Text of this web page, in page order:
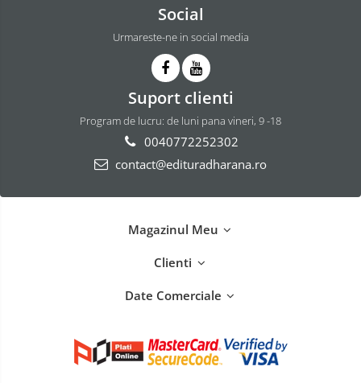
Social
Urmareste-ne in social media
Suport clienti
Program de lucru: de luni pana vineri, 9 -18
0040772252302
contact@edituradharana.ro
Magazinul Meu
Clienti
Date Comerciale